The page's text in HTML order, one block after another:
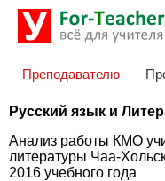
Преподавателю
Русский язык и
Анализ работы КМО
литературы Чаа-
2016 учебного года